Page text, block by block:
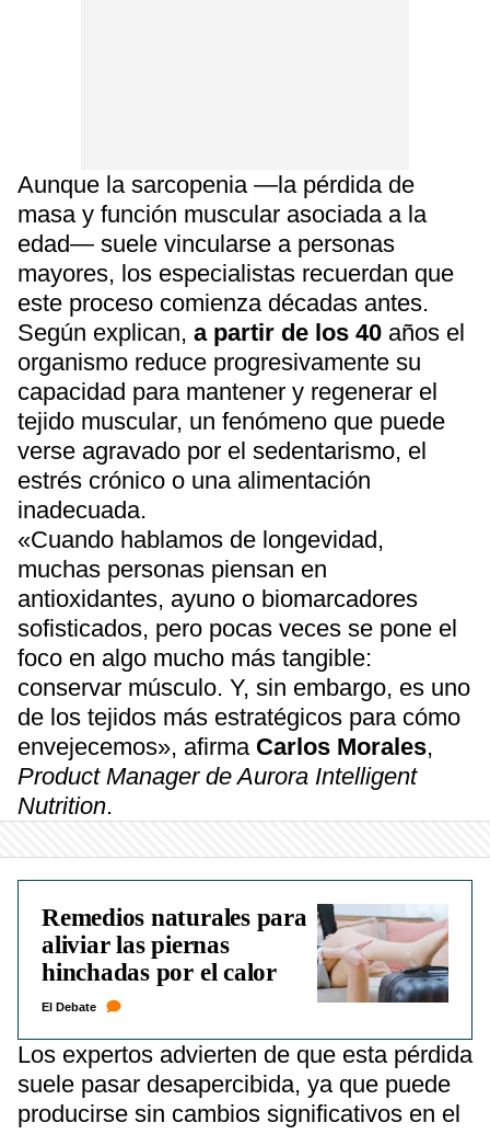
Aunque la sarcopenia —la pérdida de
masa y función muscular asociada a la
edad— suele vincularse a personas
mayores, los especialistas recuerdan que
este proceso comienza décadas antes.
Según explican, a partir de los 40 años el
organismo reduce progresivamente su
capacidad para mantener y regenerar el
tejido muscular, un fenómeno que puede
verse agravado por el sedentarismo, el
estrés crónico o una alimentación
inadecuada.
«Cuando hablamos de longevidad,
muchas personas piensan en
antioxidantes, ayuno o biomarcadores
sofisticados, pero pocas veces se pone el
foco en algo mucho más tangible:
conservar músculo. Y, sin embargo, es uno
de los tejidos más estratégicos para cómo
envejecemos», afirma Carlos Morales,
Product Manager de Aurora Intelligent
Nutrition.
Remedios naturales para
aliviar las piernas
hinchadas por el calor
El Debate
Los expertos advierten de que esta pérdida
suele pasar desapercibida, ya que puede
producirse sin cambios significativos en el